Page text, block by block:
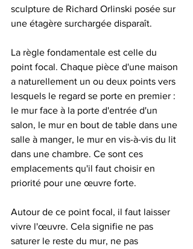
sculpture de Richard Orlinski posée sur
une étagère surchargée disparaît.
La règle fondamentale est celle du
point focal. Chaque pièce d'une maison
a naturellement un ou deux points vers
lesquels le regard se porte en premier :
le mur face à la porte d'entrée d'un
salon, le mur en bout de table dans une
salle à manger, le mur en vis-à-vis du lit
dans une chambre. Ce sont ces
emplacements qu'il faut choisir en
priorité pour une œuvre forte.
Autour de ce point focal, il faut laisser
vivre l'œuvre. Cela signifie ne pas
saturer le reste du mur, ne pas